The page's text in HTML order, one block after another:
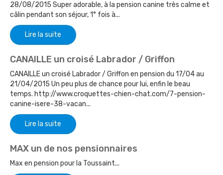
28/08/2015 Super adorable, à la pension canine très calme et
câlin pendant son séjour, 1° fois à...
Lire la suite
CANAILLE un croisé Labrador / Griffon
CANAILLE un croisé Labrador / Griffon en pension du 17/04 au
21/04/2015 Un peu plus de chance pour lui, enfin le beau
temps. http://www.croquettes-chien-chat.com/7-pension-
canine-isere-38-vacan...
Lire la suite
MAX un de nos pensionnaires
Max en pension pour la Toussaint...